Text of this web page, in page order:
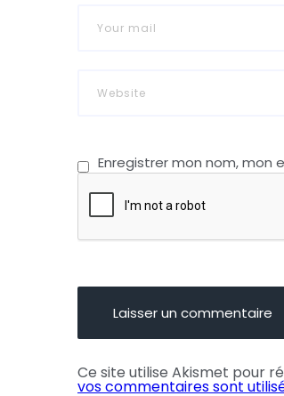
Enregistrer mon nom,
Ce site utilise Akismet pour
vos commentaires sont